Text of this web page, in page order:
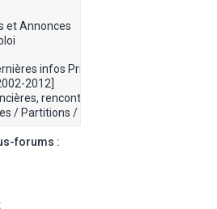
forums :